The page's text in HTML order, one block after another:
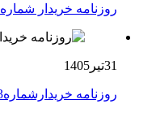
روزنامه خریدار شماره 2194
31تیر1405
روزنامه خریدارشماره2193